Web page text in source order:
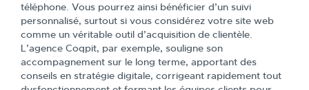
téléphone. Vous pourrez ainsi bénéficier d’un suivi
personnalisé, surtout si vous considérez votre site web
comme un véritable outil d’acquisition de clientèle.
L’agence Coqpit, par exemple, souligne son
accompagnement sur le long terme, apportant des
conseils en stratégie digitale, corrigeant rapidement tout